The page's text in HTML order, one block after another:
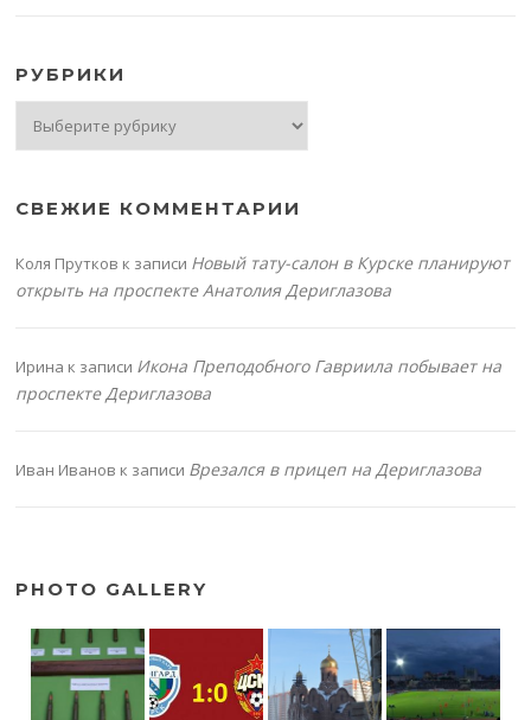
РУБРИКИ
СВЕЖИЕ КОММЕНТАРИИ
Коля Прутков к записи Новый тату-салон в Курске планируют
открыть на проспекте Анатолия Дериглазова
Ирина к записи Икона Преподобного Гавриила побывает на
проспекте Дериглазова
Иван Иванов к записи Врезался в прицеп на Дериглазова
PHOTO GALLERY